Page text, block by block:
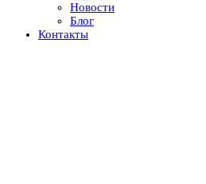
Новости
Блог
Контакты